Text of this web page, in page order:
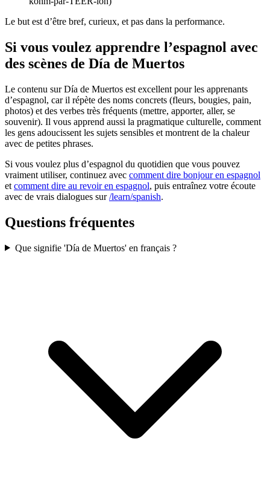
Le but est d’être bref, curieux, et pas dans la performance.
Si vous voulez apprendre l’espagnol avec
des scènes de Día de Muertos
Le contenu sur Día de Muertos est excellent pour les apprenants
d’espagnol, car il répète des noms concrets (fleurs, bougies, pain,
photos) et des verbes très fréquents (mettre, apporter, aller, se
souvenir). Il vous apprend aussi la pragmatique culturelle, comment
les gens adoucissent les sujets sensibles et montrent de la chaleur
avec de petites phrases.
Si vous voulez plus d’espagnol du quotidien que vous pouvez
vraiment utiliser, continuez avec comment dire bonjour en espagnol
et comment dire au revoir en espagnol, puis entraînez votre écoute
avec de vrais dialogues sur/learn/spanish.
Questions fréquentes
Que signifie 'Día de Muertos' en français ?